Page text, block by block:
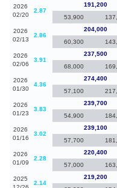
2026
02/20
2.87
191,200
53,900
2026
02/13
2.86
204,000
60,300
2026
02/06
3.91
237,500
68,000
2026
01/30
4.36
274,400
57,100
2026
01/23
3.83
239,700
54,900
2026
01/16
3.02
239,100
57,700
2026
01/09
2.28
220,400
57,000
2025
2.14
219,200